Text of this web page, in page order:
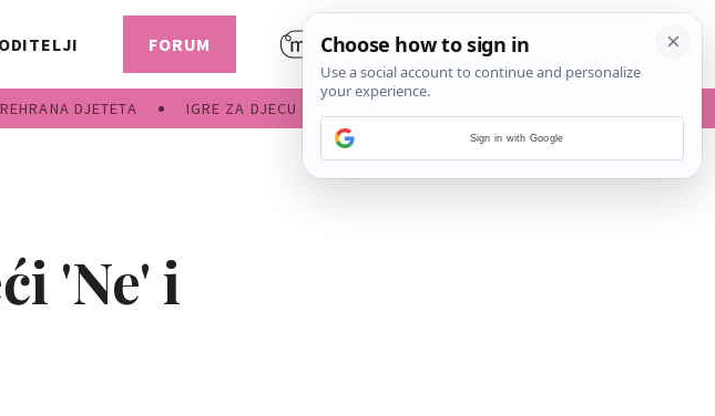
DJETETA IGRE ZA DJECU
FORUM
'Ne' i
Sign in with Google